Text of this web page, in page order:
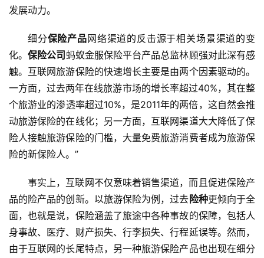
发展动力。
细分保险产品网络渠道的反击源于相关场景渠道的变
化。保险公司蚂蚁金服保险平台产品总监林顾强对此深有感
触。互联网旅游保险的快速增长主要是由两个因素驱动的。
一方面，过去两年在线旅游市场的增长率超过40%，其在整
个旅游业的渗透率超过10%，是2011年的两倍，这自然会推
动旅游保险的在线化；另一方面，互联网渠道大大降低了保
险人接触旅游保险的门槛，大量免费旅游消费者成为旅游保
险的新保险人。”
事实上，互联网不仅意味着销售渠道，而且促进保险产
品的险产品的创新。以旅游保险为例，过去险种更倾向于全
面，也就是说，保险涵盖了旅途中各种事故的保障，包括人
身事故、医疗、财产损失、行李损失、行程延误等。然而，
由于互联网的长尾特点，另一种旅游保险产品也出现在细分